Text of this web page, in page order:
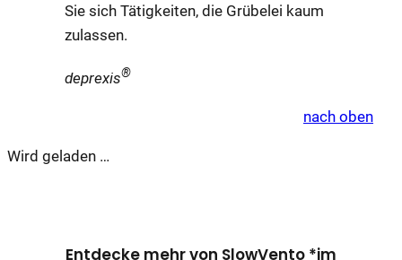
Sie sich Tätigkeiten, die Grübelei kaum
zulassen.
deprexis®
nach oben
Wird geladen …
Entdecke mehr von SlowVento *im